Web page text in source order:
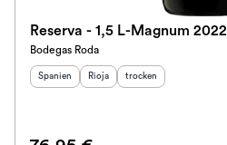
Reserva - 1,5 L-Magnum 2022
Bodegas Roda
Herkunftsland:
Spanien Herkunftsregion:
Rioja Geschmack
trocken